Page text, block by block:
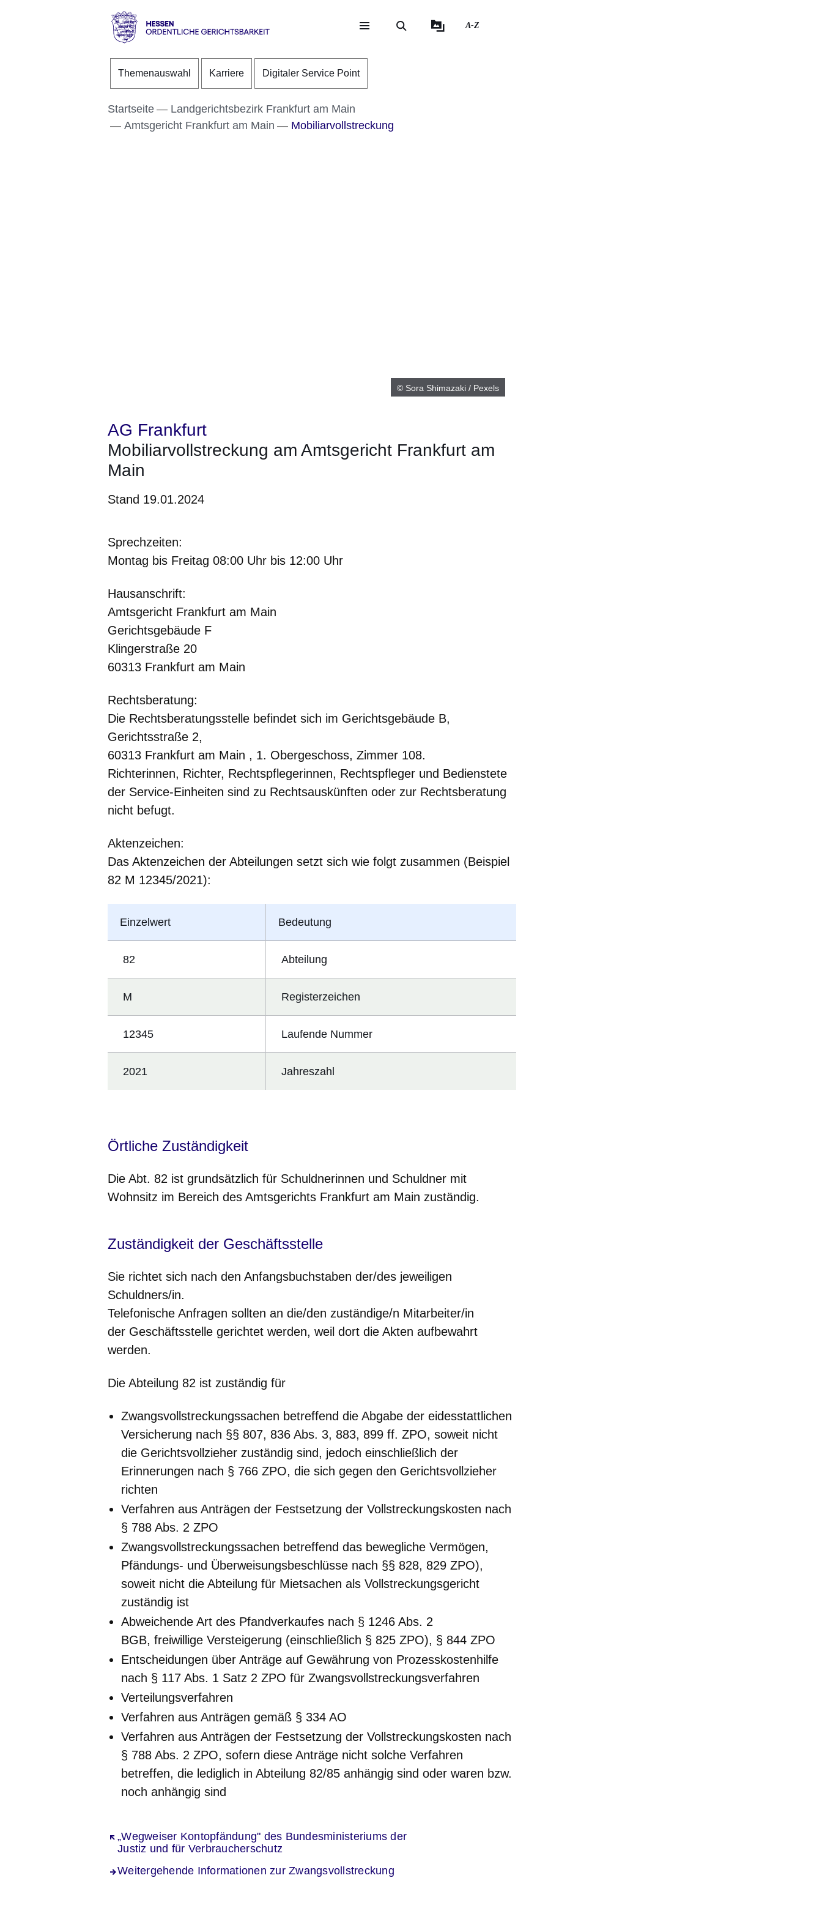
Direkt zum Kopf der Seite
Direkt zum Inhalt
Direkt zum Fuß der Seite
Ordentliche
A-Z
Themenauswahl Karriere Digitaler Service Point
Startseite
Landgerichtsbezirk Frankfurt am Main
Amtsgericht Frankfurt am Main
Mobiliarvollstreckung
© Sora Shimazaki / Pexels
AG Frankfurt
Mobiliarvollstreckung am Amtsgericht Frankfurt am
Main
Stand 19.01.2024
Sprechzeiten:
Montag bis Freitag 08:00 Uhr bis 12:00 Uhr
Hausanschrift:
Amtsgericht Frankfurt am Main
Gerichtsgebäude F
Klingerstraße 20
60313 Frankfurt am Main
Rechtsberatung:
Die Rechtsberatungsstelle befindet sich im Gerichtsgebäude B,
Gerichtsstraße 2,
60313 Frankfurt am Main , 1. Obergeschoss, Zimmer 108.
Richterinnen, Richter, Rechtspflegerinnen, Rechtspfleger und Bedienstete
der Service-Einheiten sind zu Rechtsauskünften oder zur Rechtsberatung
nicht befugt.
Aktenzeichen:
Das Aktenzeichen der Abteilungen setzt sich wie folgt zusammen (Beispiel
82 M 12345/2021):
Einzelwert Bedeutung
82 Abteilung
M Registerzeichen
12345 Laufende Nummer
2021 Jahreszahl
Örtliche Zuständigkeit
Die Abt. 82 ist grundsätzlich für Schuldnerinnen und Schuldner mit
Wohnsitz im Bereich des Amtsgerichts Frankfurt am Main zuständig.
Zuständigkeit der Geschäftsstelle
Sie richtet sich nach den Anfangsbuchstaben der/des jeweiligen
Schuldners/in.
Telefonische Anfragen sollten an die/den zuständige/n Mitarbeiter/in
der Geschäftsstelle gerichtet werden, weil dort die Akten aufbewahrt
werden.
Die Abteilung 82 ist zuständig für
Zwangsvollstreckungssachen betreffend die Abgabe der eidesstattlichen
Versicherung nach §§ 807, 836 Abs. 3, 883, 899 ff. ZPO, soweit nicht
die Gerichtsvollzieher zuständig sind, jedoch einschließlich der
Erinnerungen nach § 766 ZPO, die sich gegen den Gerichtsvollzieher
richten
Verfahren aus Anträgen der Festsetzung der Vollstreckungskosten nach
§ 788 Abs. 2 ZPO
Zwangsvollstreckungssachen betreffend das bewegliche Vermögen,
Pfändungs- und Überweisungsbeschlüsse nach §§ 828, 829 ZPO),
soweit nicht die Abteilung für Mietsachen als Vollstreckungsgericht
zuständig ist
Abweichende Art des Pfandverkaufes nach § 1246 Abs. 2
BGB, freiwillige Versteigerung (einschließlich § 825 ZPO), § 844 ZPO
Entscheidungen über Anträge auf Gewährung von Prozesskostenhilfe
nach § 117 Abs. 1 Satz 2 ZPO für Zwangsvollstreckungsverfahren
Verteilungsverfahren
Verfahren aus Anträgen gemäß § 334 AO
Verfahren aus Anträgen der Festsetzung der Vollstreckungskosten nach
§ 788 Abs. 2 ZPO, sofern diese Anträge nicht solche Verfahren
betreffen, die lediglich in Abteilung 82/85 anhängig sind oder waren bzw.
noch anhängig sind
„Wegweiser Kontopfändung" des Bundesministeriums der
Justiz und für Verbraucherschutz
Öffnet sich in einem neuen Fenster
Weitergehende Informationen zur Zwangsvollstreckung